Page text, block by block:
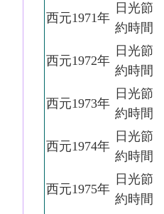
西元1971年
日光節
約時間
西元1972年
日光節
約時間
西元1973年
日光節
約時間
西元1974年
日光節
約時間
西元1975年
日光節
約時間